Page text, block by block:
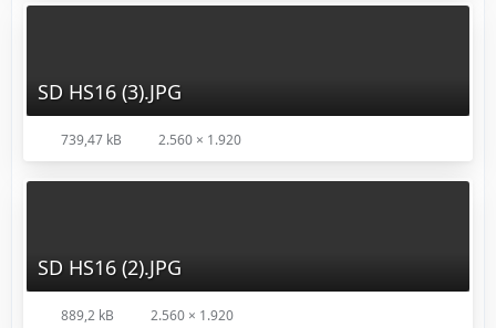
SD HS16 (3).JPG
739,47 kB 2.560 × 1.920
SD HS16 (2).JPG
889,2 kB 2.560 × 1.920